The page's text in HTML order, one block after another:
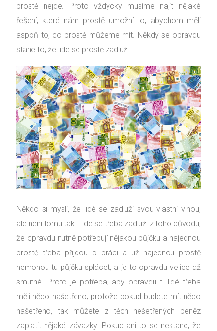
prostě nejde. Proto vždycky musíme najít nějaké
řešení, které nám prostě umožní to, abychom měli
aspoň to, co prostě můžeme mít. Někdy se opravdu
stane to, že lidé se prostě zadluží.
Někdo si myslí, že lidé se zadluží svou vlastní vinou,
ale není tomu tak. Lidé se třeba zadluží z toho důvodu,
že opravdu nutně potřebují nějakou půjčku a najednou
prostě třeba přijdou o práci a už najednou prostě
nemohou tu půjčku splácet, a je to opravdu velice až
smutné. Proto je potřeba, aby opravdu ti lidé třeba
měli něco našetřeno, protože pokud budete mít něco
našetřeno, tak můžete z těch nešetřených peněz
zaplatit nějaké závazky. Pokud ani to se nestane, že